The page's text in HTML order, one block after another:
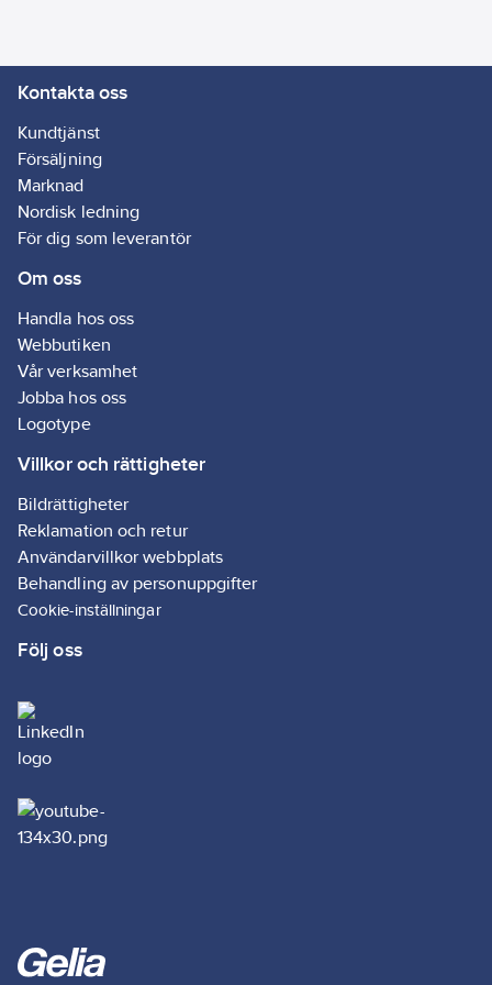
Kontakta oss
Kundtjänst
Försäljning
Marknad
Nordisk ledning
För dig som leverantör
Om oss
Handla hos oss
Webbutiken
Vår verksamhet
Jobba hos oss
Logotype
Villkor och rättigheter
Bildrättigheter
Reklamation och retur
Användarvillkor webbplats
Behandling av personuppgifter
Cookie-inställningar
Följ oss